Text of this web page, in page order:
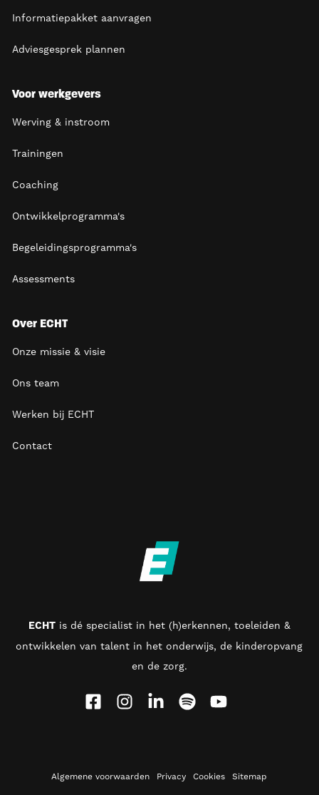
ECHTis dé specialist in het (h)erkennen, toeleiden &
ontwikkelen van talent in het onderwijs, de kinderopvang
en de zorg.
Informatiepakket aanvragen
Adviesgesprek plannen
Voor werkgevers
Werving & instroom
Trainingen
Coaching
Ontwikkelprogramma's
Begeleidingsprogramma's
Assessments
Over ECHT
Onze missie & visie
Ons team
Werken bij ECHT
Contact
Algemene voorwaarden Privacy Cookies Sitemap